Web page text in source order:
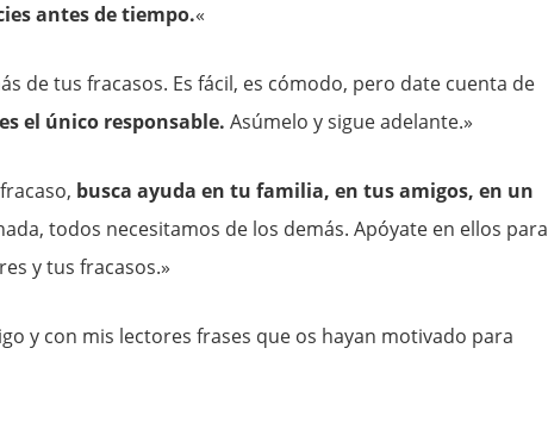
antes de tiempo.«
de tus fracasos. Es fácil, es cómodo, pero date cuenta de
el único responsable. Asúmelo y sigue adelante.»
busca ayuda en tu familia, en tus amigos, en un
todos necesitamos de los demás. Apóyate en ellos para
y tus fracasos.»
y con mis lectores frases que os hayan motivado para